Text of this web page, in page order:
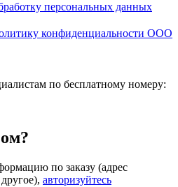
персональных данных
конфиденциальности ООО
по бесплатному номеру:
по заказу (адрес
авторизуйтесь